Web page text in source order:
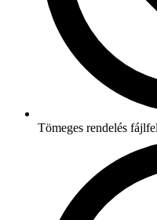
Tömeges rendelés